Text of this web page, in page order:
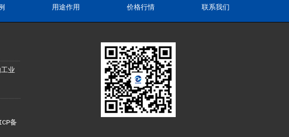
用途作用 价格行情 联系我们
业
备